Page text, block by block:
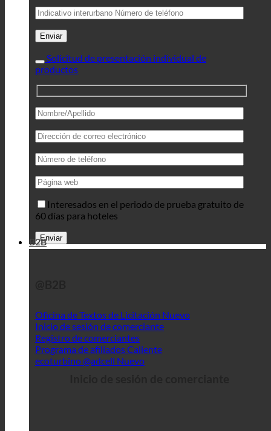
Solicitud de presentación individual de
productos
Interesados en el periodo de prueba gratuito de
60 días para hoteles
B2B
Oficina de Textos de Licitación
Inicio de sesión de comerciante
Registro de comerciantes
Programa de afiliados
ecoturbino @adcell